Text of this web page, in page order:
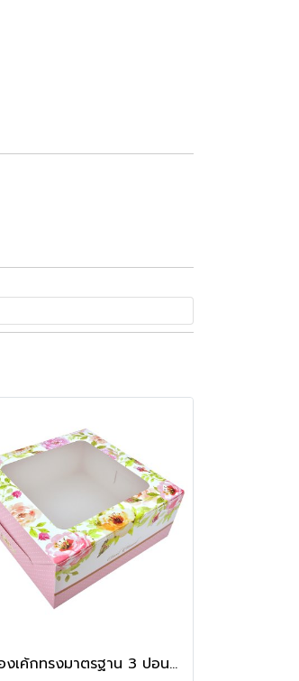
กล่องเค้กทรงมาตรฐาน 3 ปอนด์ ลาย Peony